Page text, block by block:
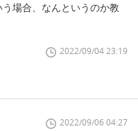
場合、なんというのか教
2022/09/04 23:19
2022/09/06 04:27